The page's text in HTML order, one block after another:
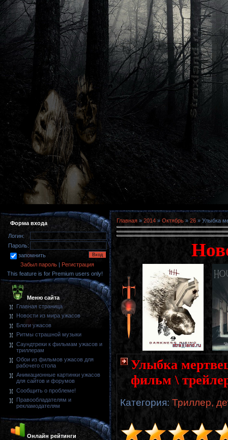
Форма входа
Логин:
Пароль:
запомнить
Забыл пароль | Регистрация
This feature is for Premium users only!
Меню сайта
Главная страница
Новости из мира ужасов
Блоги ужасов
Ритмы страшной музыки
Саундтреки к фильмам ужасов и
триллерам
Обои из фильмов ужасов для
рабочего стола
Анимационные картинки ужасов
для сайтов и форумов
Сообщить о проблеме!
Правообладателям и
рекламодателям
Онлайн рейтинги
Главная » 2014 » Октябрь » 26 » Улыбка
Улыбка
фильм \
Категория: Триллер,